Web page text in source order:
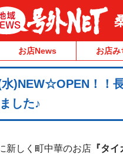
お店News お店み
水)NEW☆OPEN！！
した♪
新しく町中華のお店 『タイ